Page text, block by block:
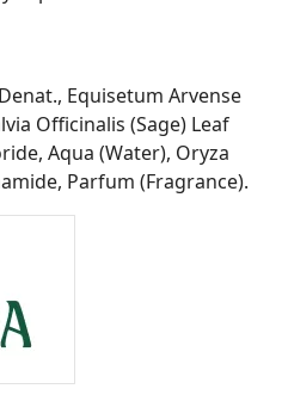
Equisetum Arvense
Officinalis (Sage) Leaf
Aqua (Water), Oryza
Parfum (Fragrance).